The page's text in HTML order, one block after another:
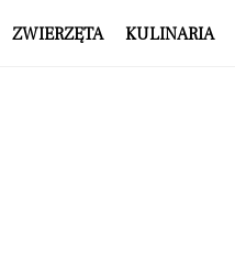
ZWIERZĘTA KULINARIA